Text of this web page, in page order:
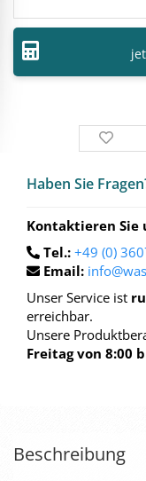
Haben Sie
Kontaktieren Sie
Tel.: +49 (0)
Email:
Unser Service ist
erreichbar.
Unsere
Freitag von 8:00
Beschreibung